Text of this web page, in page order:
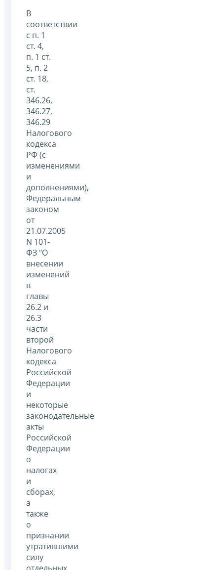
В
соответствии
с п. 1
ст. 4,
п. 1 ст.
5, п. 2
ст. 18,
ст.
346.26,
346.27,
346.29
Налогового
кодекса
РФ (с
изменениями
и
дополнениями),
Федеральным
законом
от
21.07.2005
N 101-
ФЗ "О
внесении
изменений
в
главы
26.2 и
26.3
части
второй
Налогового
кодекса
Российской
Федерации
и
некоторые
законодательные
акты
Российской
Федерации
о
налогах
и
сборах,
а
также
о
признании
утратившими
силу
отдельных